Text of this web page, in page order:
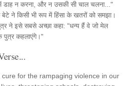
डाह न करना, और न उसकी सी चाल चलना..."
बेटे ने किसी भी रूप में हिंसा के खतरों को समझा।
ने इसे सबसे अच्छा कहा: "धन्य हैं वे जो मेल
पुत्र कहलाएंगे।"
for the rampaging violence in our